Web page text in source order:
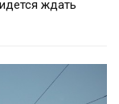
ждать